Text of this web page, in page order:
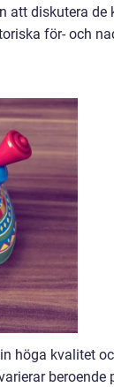
att diskutera de
för- och
höga kvalitet
beroende